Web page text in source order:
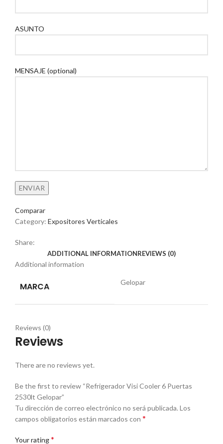
ASUNTO
MENSAJE (optional)
Comparar
Category: Expositores Verticales
Share:
ADDITIONAL INFORMATIONREVIEWS (0)
Additional information
MARCA Gelopar
Reviews (0)
Reviews
There are no reviews yet.
Be the first to review “Refrigerador Visi Cooler 6 Puertas
2530lt Gelopar”
Tu dirección de correo electrónico no será publicada.Los
campos obligatorios están marcados con *
Your rating*